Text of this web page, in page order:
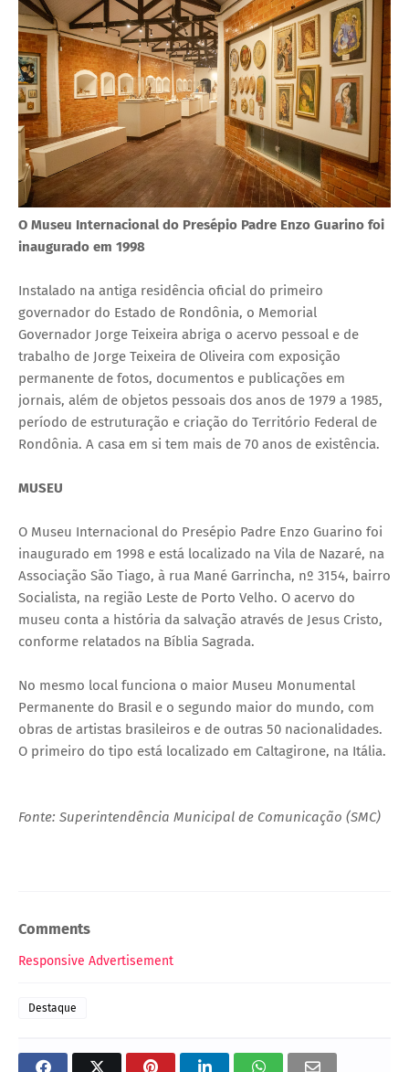
O Museu Internacional do Presépio Padre Enzo Guarino foi
inaugurado em 1998
Instalado na antiga residência oficial do primeiro
governador do Estado de Rondônia, o Memorial
Governador Jorge Teixeira abriga o acervo pessoal e de
trabalho de Jorge Teixeira de Oliveira com exposição
permanente de fotos, documentos e publicações em
jornais, além de objetos pessoais dos anos de 1979 a 1985,
período de estruturação e criação do Território Federal de
Rondônia. A casa em si tem mais de 70 anos de existência.
MUSEU
O Museu Internacional do Presépio Padre Enzo Guarino foi
inaugurado em 1998 e está localizado na Vila de Nazaré, na
Associação São Tiago, à rua Mané Garrincha, nº 3154, bairro
Socialista, na região Leste de Porto Velho. O acervo do
museu conta a história da salvação através de Jesus Cristo,
conforme relatados na Bíblia Sagrada.
No mesmo local funciona o maior Museu Monumental
Permanente do Brasil e o segundo maior do mundo, com
obras de artistas brasileiros e de outras 50 nacionalidades.
O primeiro do tipo está localizado em Caltagirone, na Itália.
Fonte: Superintendência Municipal de Comunicação (SMC)
Comments
Responsive Advertisement
Destaque